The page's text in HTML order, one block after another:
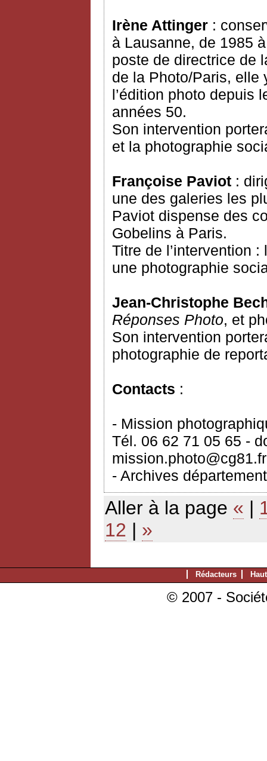
Irène Attinger :
à Lausanne, de 1985
poste de directrice de
de la Photo/Paris, elle
l’édition photo depuis
années 50.
Son intervention
et la photographie
Françoise Paviot :
une des galeries les
Paviot dispense des
Gobelins à Paris.
Titre de l’intervention
une photographie
Jean-Christophe
Réponses Photo, et
Son intervention
photographie de
Contacts :
- Mission
Tél. 06 62 71 05 65 -
mission.photo@cg81.fr
- Archives
Aller à la page « |
12 | »
Rédacteurs
© 2007 -